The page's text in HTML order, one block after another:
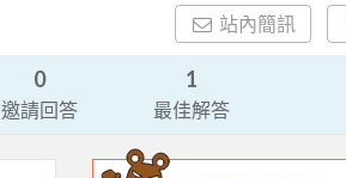
站內簡訊
0
邀請回答
1
最佳解答